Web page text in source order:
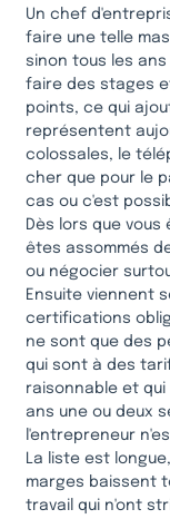
Un chef
faire une telle
sinon tous les
faire des stages
points, ce qui
représentent
colossales, le
cher que pour le
cas ou c'est
Dès lors que
êtes assommés
ou négocier
Ensuite viennent
certifications
ne sont que des
qui sont à des
raisonnable et
ans une ou deux
l'entrepreneur
La liste est
marges baissent
travail qui n'ont